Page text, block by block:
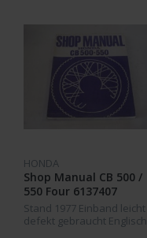
HONDA
Shop Manual CB 500 /
550 Four 6137407
Stand 1977 Einband leicht
defekt gebraucht Englisch